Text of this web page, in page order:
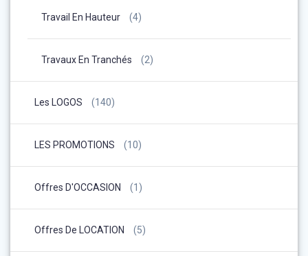
Travail En Hauteur (4)
Travaux En Tranchés (2)
Les LOGOS (140)
LES PROMOTIONS (10)
Offres D'OCCASION (1)
Offres De LOCATION (5)